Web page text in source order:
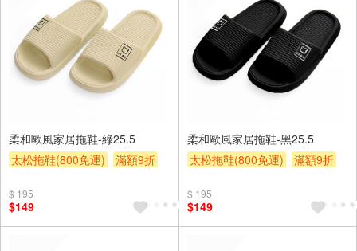
柔和歐風家居拖鞋-綠25.5
太松拖鞋(800免運)
滿額9折
$ 195
$149
柔和歐風家居拖鞋-黑25.5
太松拖鞋(800免運)
滿額9折
$ 195
$149